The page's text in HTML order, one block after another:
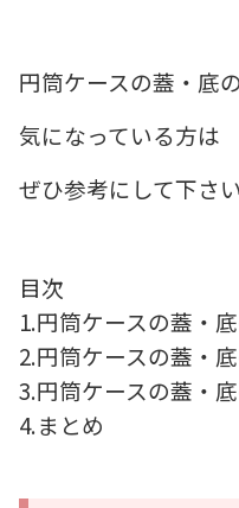
円筒ケースの蓋・底
気になっている方は
ぜひ参考にして下さ
目次
1.円筒ケースの蓋・
2.円筒ケースの蓋・
3.円筒ケースの蓋・
4.まとめ